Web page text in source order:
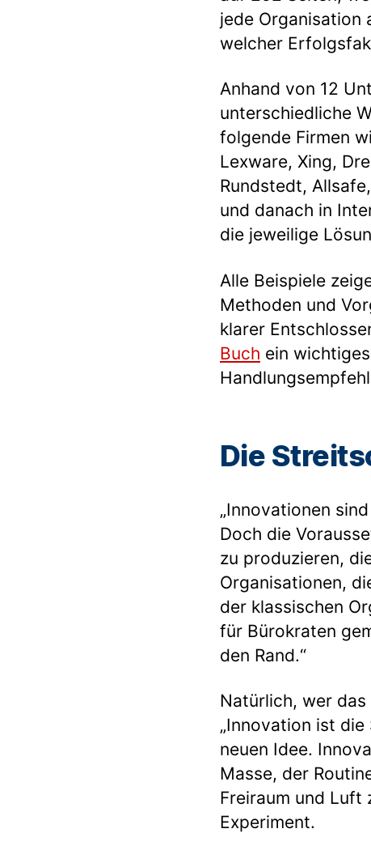
jede Organisation
welcher
Anhand von 12
unterschiedliche
folgende Firmen
Lexware, Xing,
Rundstedt,
und danach in
die jeweilige
Alle Beispiele
Methoden und
klarer
Buch ein
Die
„Innovationen
Doch die
zu produzieren,
Organisationen,
der klassischen
für Bürokraten
den Rand.“
Natürlich, wer das
„Innovation ist
neuen Idee.
Masse, der
Freiraum und Luft
Experiment.